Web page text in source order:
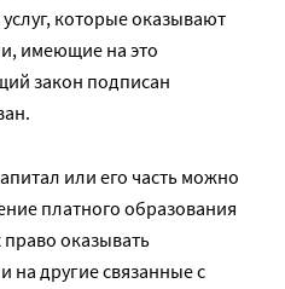
которые оказывают
имеющие на это
закон подписан
или его часть можно
платного образования
оказывать
на другие связанные с